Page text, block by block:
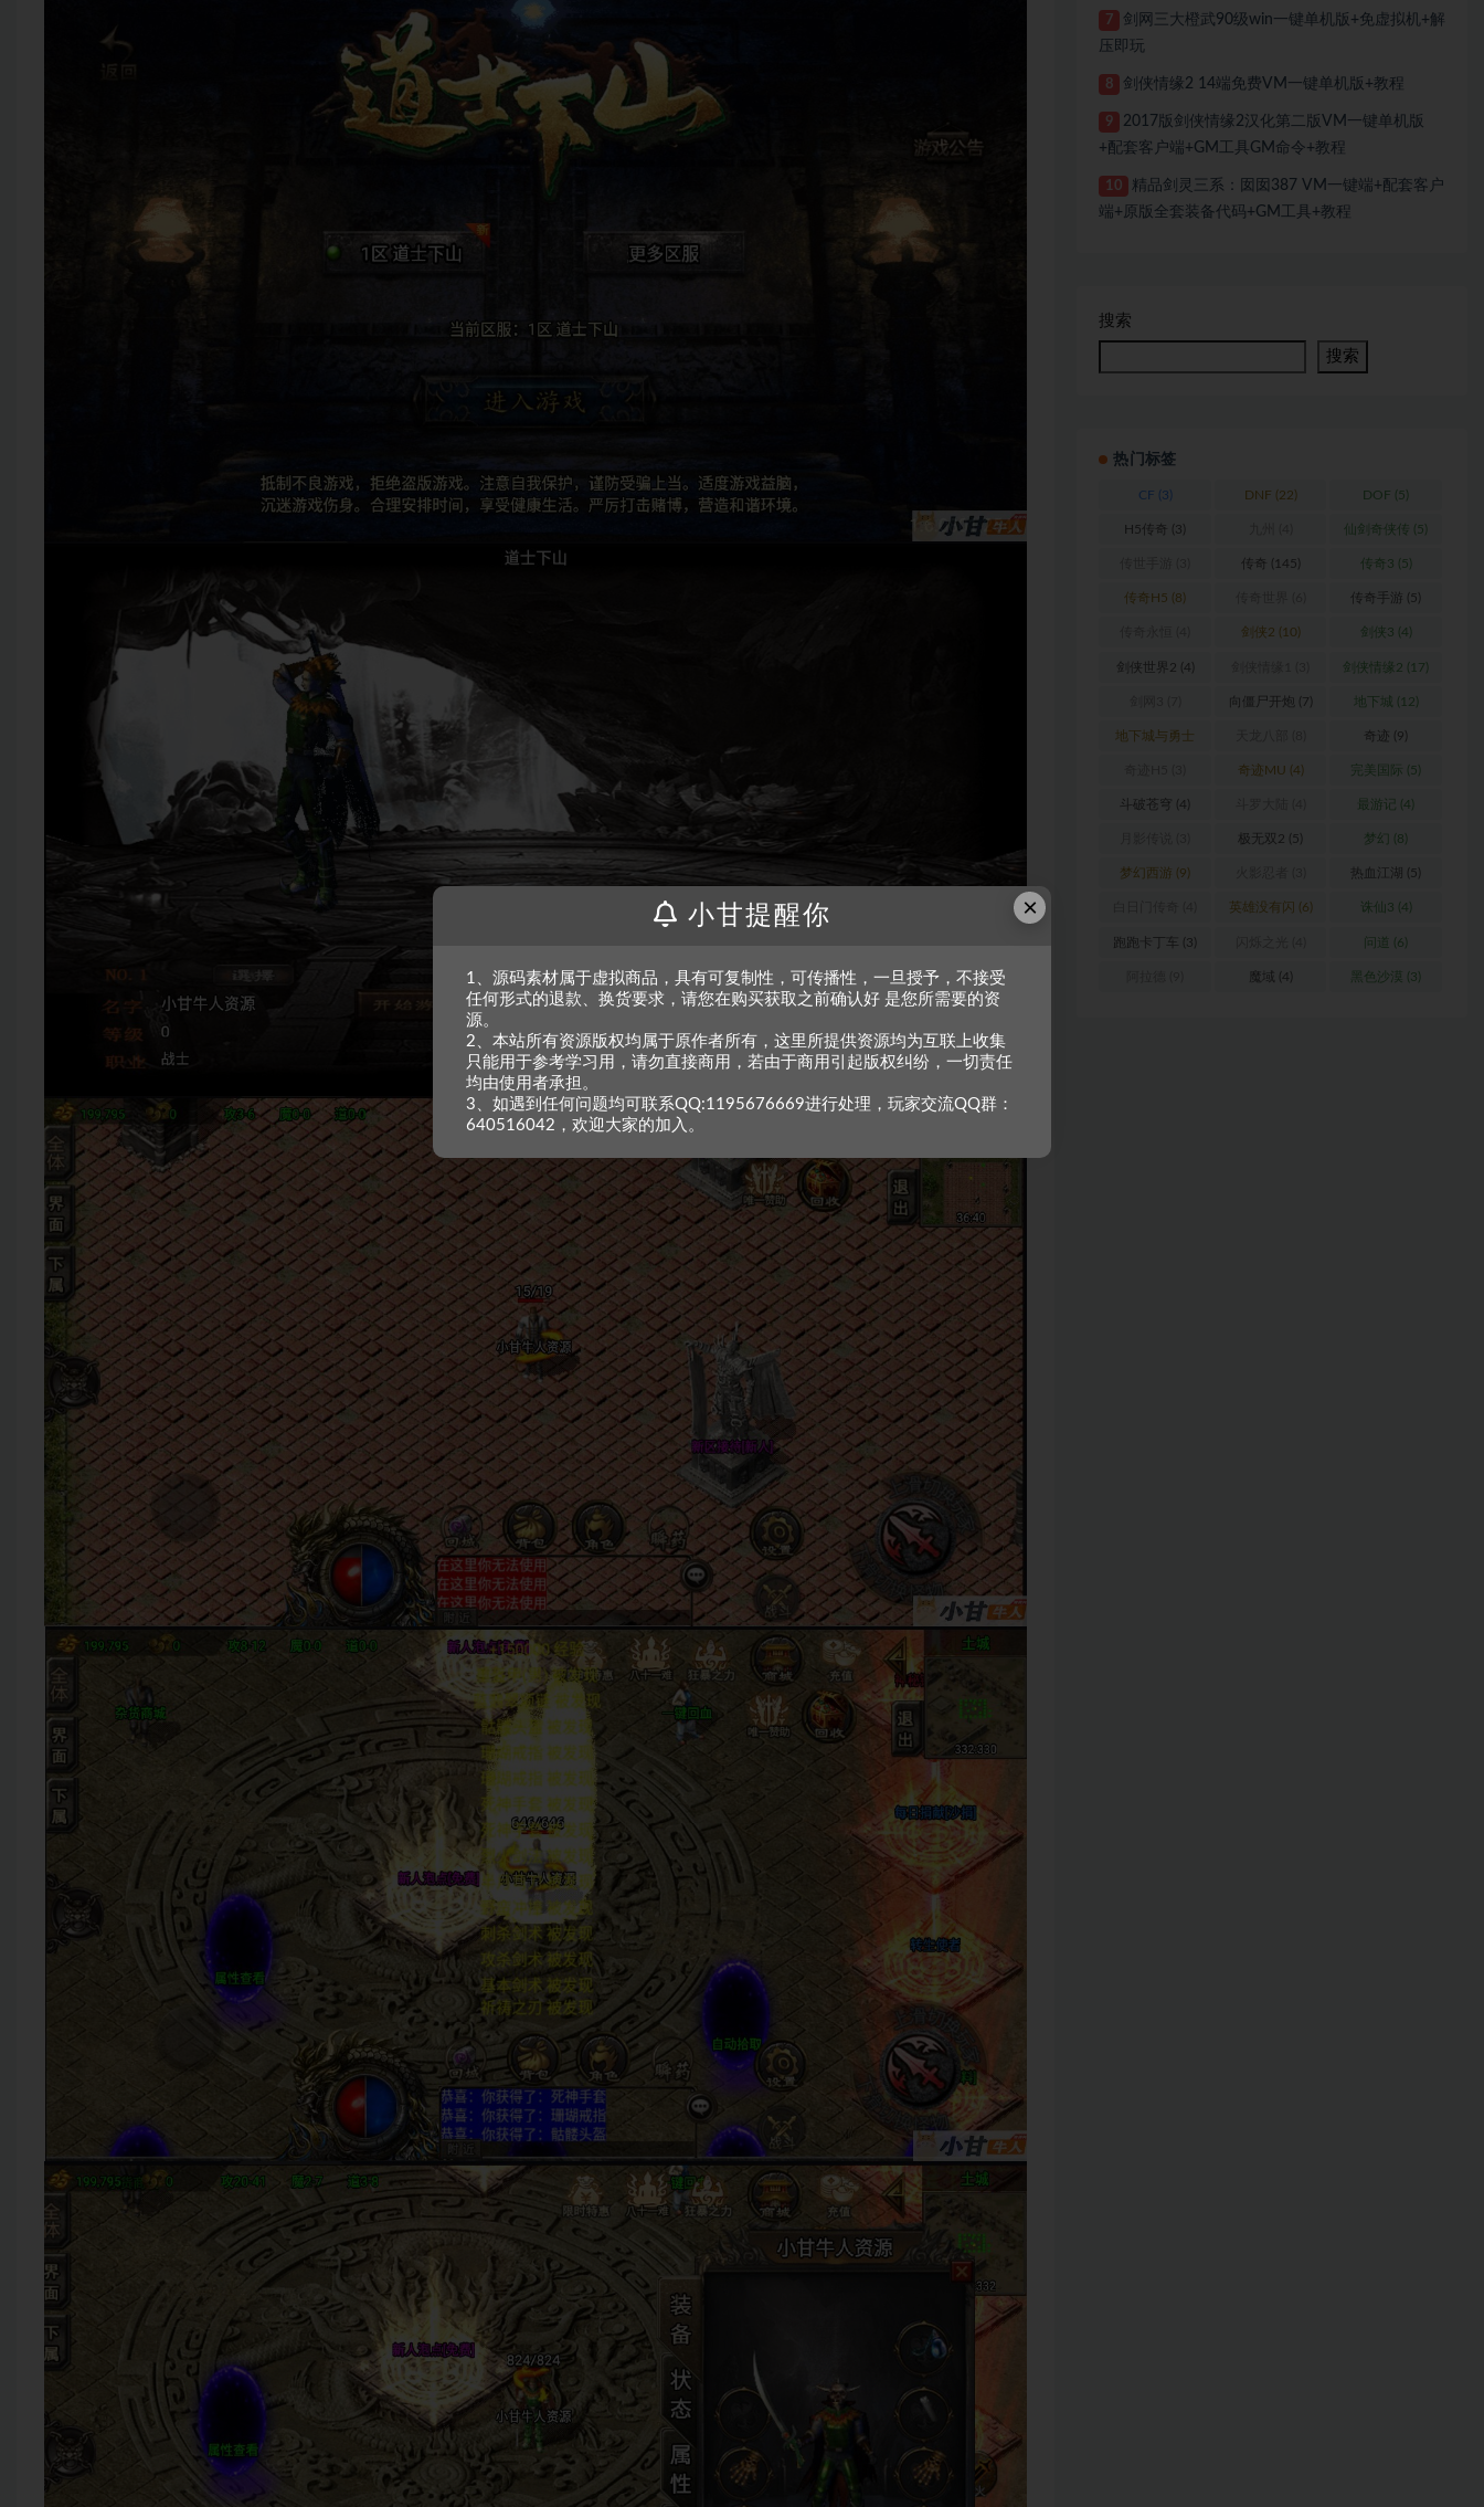
7
剑网三大橙武90级win一键单机版+免虚拟机+解
压即玩
8 剑侠情缘2 14端免费VM一键单机版+教程
9
2017版剑侠情缘2汉化第二版VM一键单机版
+配套客户端+GM工具GM命令+教程
10
精品剑灵三系：囡囡387 VM一键端+配套客户
端+原版全套装备代码+GM工具+教程
搜索
搜索
热门标签
CF (3) DNF (22) DOF (5)
H5传奇 (3) 仙剑奇侠传 (5)
传奇 (145) 传奇3 (5)
传奇H5 (8) 传奇手游 (5)
剑侠2 (10) 剑侠3 (4)
剑侠世界2 (4) 剑侠情缘2 (17)
向僵尸开炮 (7) 地下城 (12)
地下城与勇士 奇迹 (9)
奇迹MU (4) 完美国际 (5)
斗破苍穹 (4) 最游记 (4)
极无双2 (5) 梦幻 (8)
梦幻西游 (9) 热血江湖 (5)
英雄没有闪 (6) 诛仙3 (4)
跑跑卡丁车 (3) 问道 (6)
魔域 (4) 黑色沙漠 (3)
×
小甘提醒你
1、源码素材属于虚拟商品，具有可复制性，可传播性，一旦授予，不接受
任何形式的退款、换货要求，请您在购买获取之前确认好 是您所需要的资
源。
2、本站所有资源版权均属于原作者所有，这里所提供资源均为互联上收集
只能用于参考学习用，请勿直接商用，若由于商用引起版权纠纷，一切责任
均由使用者承担。
3、如遇到任何问题均可联系QQ:1195676669进行处理，玩家交流QQ群：
640516042，欢迎大家的加入。